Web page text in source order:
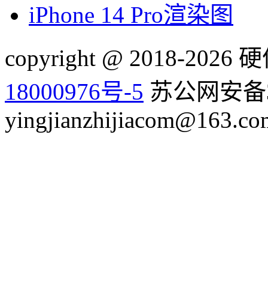
iPhone 14 Pro渲染图
copyright @ 2018-2026
18000976号-5 苏公网安